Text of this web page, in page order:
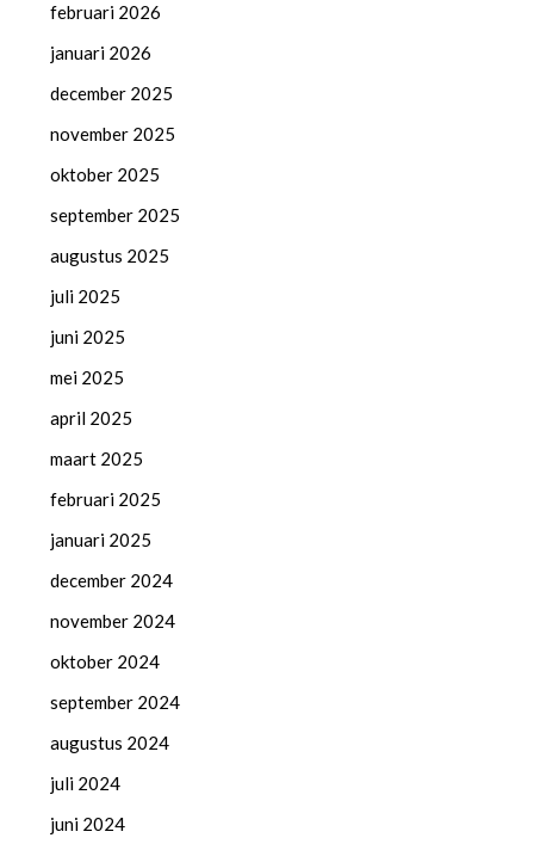
februari 2026
januari 2026
december 2025
november 2025
oktober 2025
september 2025
augustus 2025
juli 2025
juni 2025
mei 2025
april 2025
maart 2025
februari 2025
januari 2025
december 2024
november 2024
oktober 2024
september 2024
augustus 2024
juli 2024
juni 2024